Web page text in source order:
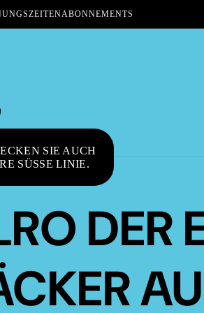
ABONNEMENTS
SIE AUCH
SÜSSE LINIE.
DER